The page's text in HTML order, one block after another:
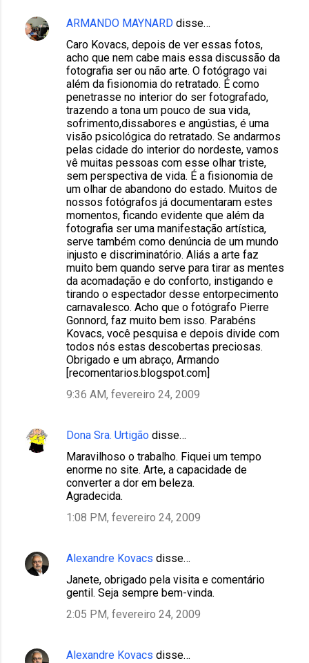
ARMANDO MAYNARD disse…
Caro Kovacs, depois de ver essas fotos,
acho que nem cabe mais essa discussão da
fotografia ser ou não arte. O fotógrago vai
além da fisionomia do retratado. É como
penetrasse no interior do ser fotografado,
trazendo a tona um pouco de sua vida,
sofrimento,dissabores e angústias, é uma
visão psicológica do retratado. Se andarmos
pelas cidade do interior do nordeste, vamos
vê muitas pessoas com esse olhar triste,
sem perspectiva de vida. É a fisionomia de
um olhar de abandono do estado. Muitos de
nossos fotógrafos já documentaram estes
momentos, ficando evidente que além da
fotografia ser uma manifestação artística,
serve também como denúncia de um mundo
injusto e discriminatório. Aliás a arte faz
muito bem quando serve para tirar as mentes
da acomadação e do conforto, instigando e
tirando o espectador desse entorpecimento
carnavalesco. Acho que o fotógrafo Pierre
Gonnord, faz muito bem isso. Parabéns
Kovacs, você pesquisa e depois divide com
todos nós estas descobertas preciosas.
Obrigado e um abraço, Armando
[recomentarios.blogspot.com]
9:36 AM, fevereiro 24, 2009
Dona Sra. Urtigão disse…
Maravilhoso o trabalho. Fiquei um tempo
enorme no site. Arte, a capacidade de
converter a dor em beleza.
Agradecida.
1:08 PM, fevereiro 24, 2009
Alexandre Kovacs disse…
Janete, obrigado pela visita e comentário
gentil. Seja sempre bem-vinda.
2:05 PM, fevereiro 24, 2009
Alexandre Kovacs disse…